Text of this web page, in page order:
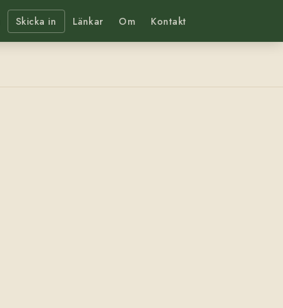
Skicka in Länkar Om Kontakt